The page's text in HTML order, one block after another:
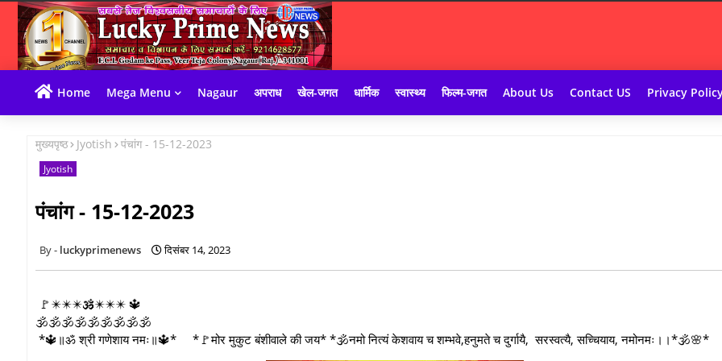
Home Mega Menu Nagaur अपराध खेल-जगत धार्मिक स्वास्थ्य फिल्म-जगत About Us Contact US Privacy
मुख्यपृष्ठ Jyotish पंचांग - 15-12-2023
Jyotish
पंचांग - 15-12-2023
luckyprimenews दिसंबर 14, 2023
🚩✴️✴️✴️🕉️✴️✴️✴️ 🔱
🕉️🕉️🕉️🕉️🕉️🕉️🕉️🕉️🕉️
*🔱॥ॐ श्री गणेशाय नमः॥🔱* *🚩मोर मुकुट बंशीवाले की जय* *🕉नमो नित्यं केशवाय च शम्भवे,हनुमते च दुर्गायै, सरस्वत्यै, सच्चियाय, नमोनमः।।*🕉🌸*